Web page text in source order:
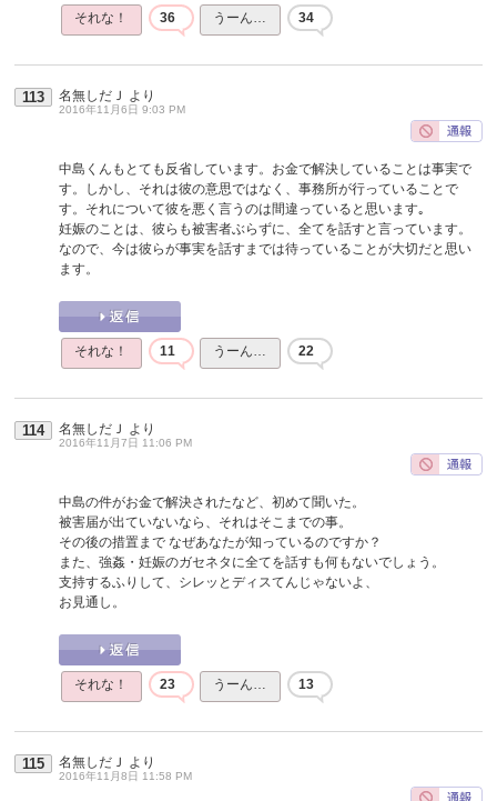
それな！ 36 うーん… 34
113 名無しだＪ より
2016年11月6日 9:03 PM
中島くんもとても反省しています。お金で解決していることは事実で
す。しかし、それは彼の意思ではなく、事務所が行っていることで
す。それについて彼を悪く言うのは間違っていると思います｡
妊娠のことは、彼らも被害者ぶらずに、全てを話すと言っています。
なので、今は彼らが事実を話すまでは待っていることが大切だと思い
ます。
それな！ 11 うーん… 22
114 名無しだＪ より
2016年11月7日 11:06 PM
中島の件がお金で解決されたなど、初めて聞いた。
被害届が出ていないなら、それはそこまでの事。
その後の措置まで なぜあなたが知っているのですか？
また、強姦・妊娠のガセネタに全てを話すも何もないでしょう。
支持するふりして、シレッとディスてんじゃないよ、
お見通し。
それな！ 23 うーん… 13
115 名無しだＪ より
2016年11月8日 11:58 PM